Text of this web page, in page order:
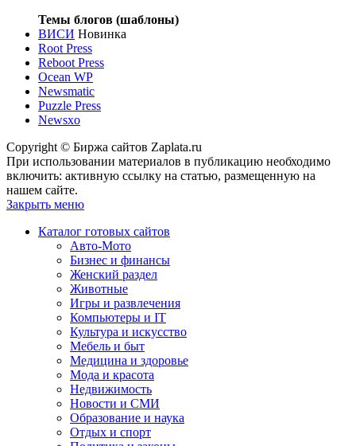
Темы блогов (шаблоны)
ВИСИ Новинка
Root Press
Reboot Press
Ocean WP
Newsmatic
Puzzle Press
Newsxo
Copyright © Биржа сайтов Zaplata.ru
При использовании материалов в публикацию необходимо
включить: активную ссылку на статью, размещенную на
нашем сайте.
Закрыть меню
Каталог готовых сайтов
Авто-Мото
Бизнес и финансы
Женский раздел
Животные
Игры и развлечения
Компьютеры и IT
Культура и искусство
Мебель и быт
Медицина и здоровье
Мода и красота
Недвижимость
Новости и СМИ
Образование и наука
Отдых и спорт